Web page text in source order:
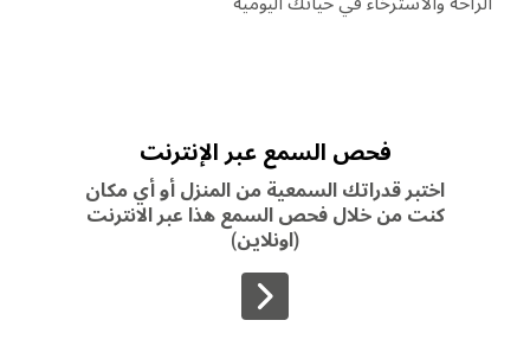
فحص السمع عبر الإنترنت
اختبر قدراتك السمعية من المنزل أو أي مكان
كنت من خلال فحص السمع هذا عبر الانترنت
(اونلاين)
>